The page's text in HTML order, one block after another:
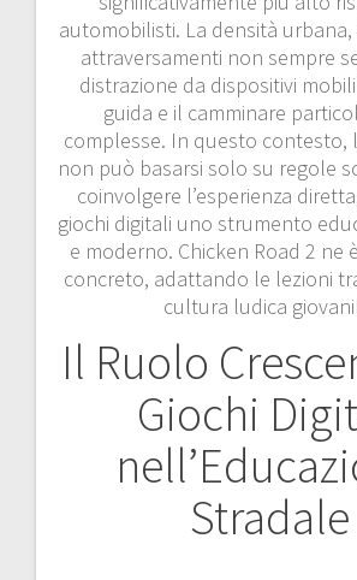
automobilisti. La densità urbana,
attraversamenti non sempre
distrazione da dispositivi
guida e il camminare
complesse. In questo contesto,
non può basarsi solo su regole
coinvolgere l’esperienza
giochi digitali uno strumento
e moderno. Chicken Road 2 ne
concreto, adattando le lezioni
cultura ludica
Il Ruolo
Giochi
Stradale